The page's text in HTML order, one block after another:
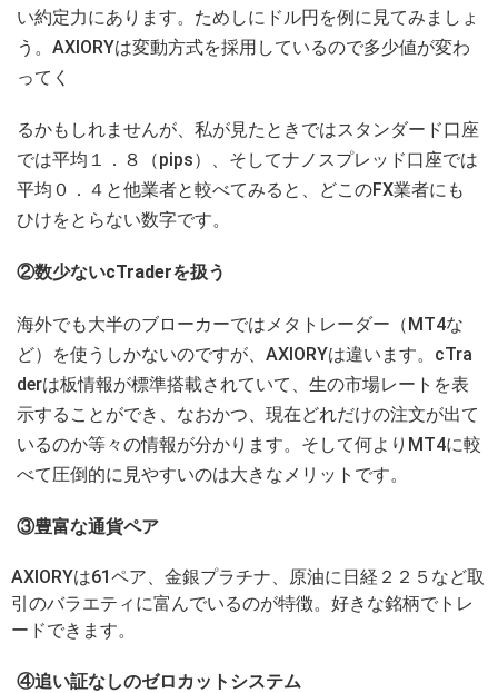
い約定力にあります。ためしにドル円を例に見てみましょ
う。AXIORYは変動方式を採用しているので多少値が変わ
ってく
るかもしれませんが、私が見たときではスタンダード口座
では平均１．８（pips）、そしてナノスプレッド口座では
平均０．４と他業者と較べてみると、どこのFX業者にも
ひけをとらない数字です。
②数少ないcTraderを扱う
海外でも大半のブローカーではメタトレーダー（MT4な
ど）を使うしかないのですが、AXIORYは違います。cTra
derは板情報が標準搭載されていて、生の市場レートを表
示することができ、なおかつ、現在どれだけの注文が出て
いるのか等々の情報が分かります。そして何よりMT4に較
べて圧倒的に見やすいのは大きなメリットです。
③豊富な通貨ペア
AXIORYは61ペア、金銀プラチナ、原油に日経２２５など取
引のバラエティに富んでいるのが特徴。好きな銘柄でトレ
ードできます。
④追い証なしのゼロカットシステム